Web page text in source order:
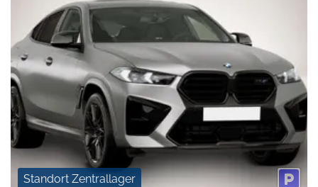
Standort Zentrallager